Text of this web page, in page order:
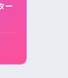
ー